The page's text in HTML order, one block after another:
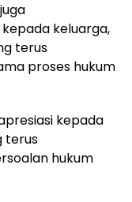
keluarga,
terus
proses hukum
kepada
terus
hukum